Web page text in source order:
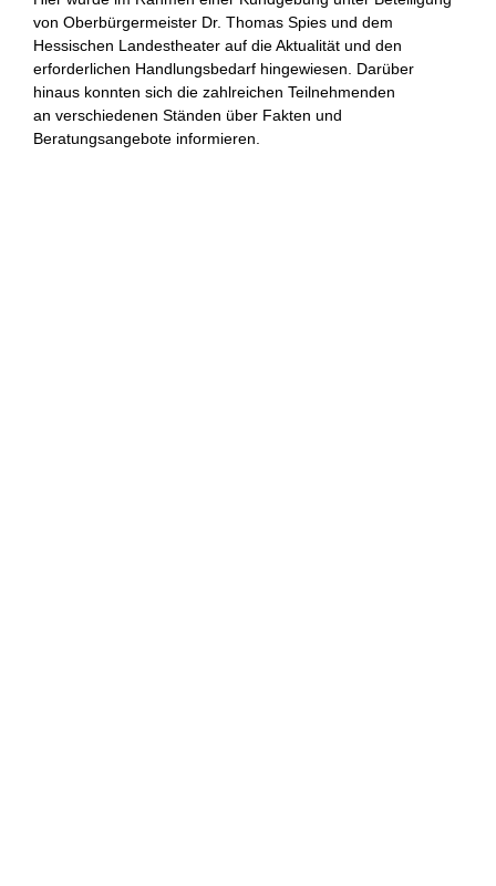
von Oberbürgermeister Dr. Thomas Spies und dem
Hessischen Landestheater auf die Aktualität und den
erforderlichen Handlungsbedarf hingewiesen. Darüber
hinaus konnten sich die zahlreichen Teilnehmenden
an verschiedenen Ständen über Fakten und
Beratungsangebote informieren.